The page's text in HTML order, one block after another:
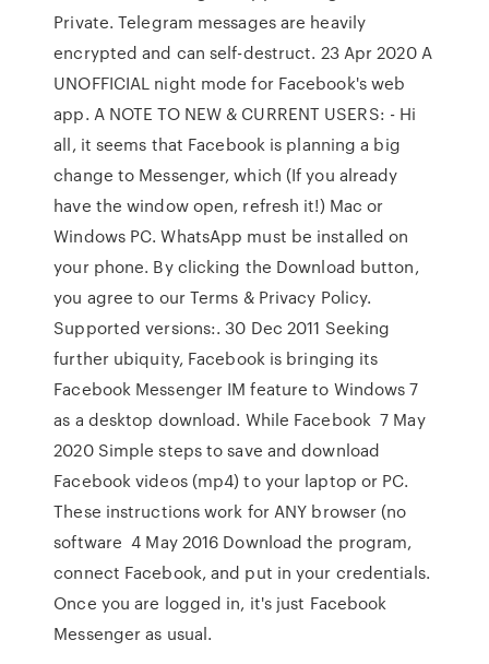
Private. Telegram messages are heavily
encrypted and can self-destruct. 23 Apr 2020 A
UNOFFICIAL night mode for Facebook's web
app. A NOTE TO NEW & CURRENT USERS: - Hi
all, it seems that Facebook is planning a big
change to Messenger, which (If you already
have the window open, refresh it!) Mac or
Windows PC. WhatsApp must be installed on
your phone. By clicking the Download button,
you agree to our Terms & Privacy Policy.
Supported versions:. 30 Dec 2011 Seeking
further ubiquity, Facebook is bringing its
Facebook Messenger IM feature to Windows 7
as a desktop download. While Facebook 7 May
2020 Simple steps to save and download
Facebook videos (mp4) to your laptop or PC.
These instructions work for ANY browser (no
software 4 May 2016 Download the program,
connect Facebook, and put in your credentials.
Once you are logged in, it's just Facebook
Messenger as usual.